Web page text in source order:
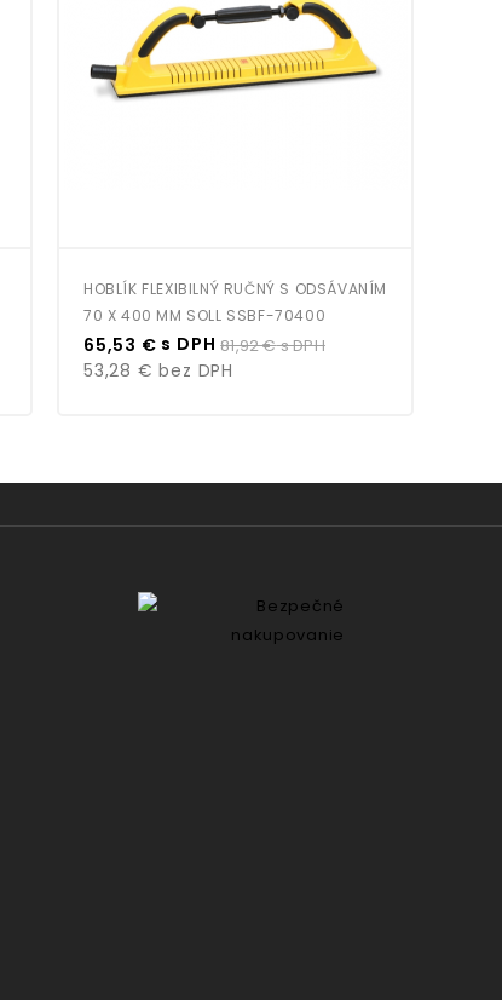
HOBLÍK FLEXIBILNÝ RUČNÝ S ODSÁVANÍM
70 X 400 MM SOLL SSBF-70400
Cena
65,53 € s DPH Bežná
cena
81,92 €s DPH
53,28 € bez DPH